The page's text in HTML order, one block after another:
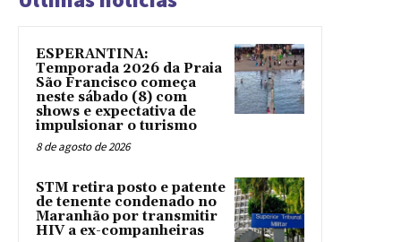
ESPERANTINA:
Temporada 2026 da Praia
São Francisco começa
neste sábado (8) com
shows e expectativa de
impulsionar o turismo
8 de agosto de 2026
STM retira posto e patente
de tenente condenado no
Maranhão por transmitir
HIV a ex-companheiras